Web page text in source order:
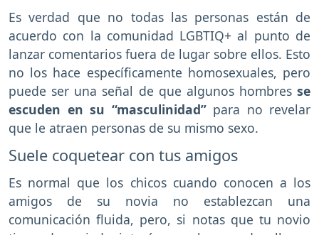
Es verdad que no todas las personas están de
acuerdo con la comunidad LGBTIQ+ al punto de
lanzar comentarios fuera de lugar sobre ellos. Esto
no los hace específicamente homosexuales, pero
puede ser una señal de que algunos hombres se
escuden en su “masculinidad”para no revelar
que le atraen personas de su mismo sexo.
Suele coquetear con tus amigos
Es normal que los chicos cuando conocen a los
amigos de su novia no establezcan una
comunicación fluida, pero, si notas que tu novio